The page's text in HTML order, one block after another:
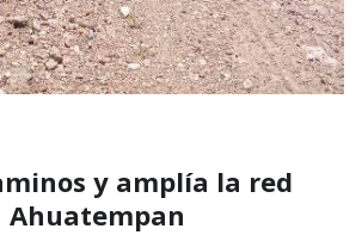
y amplía la red
Ahuatempan